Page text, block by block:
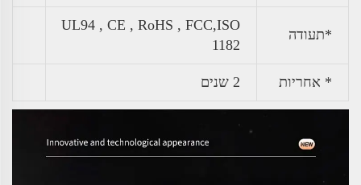
*תעודה
UL94 , CE , RoHS , FCC,ISO
1182
* אחריות 2 שנים